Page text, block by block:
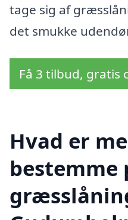
tage sig af
det smukke
Få 3 tilbud, gratis
Hvad er
bestemme